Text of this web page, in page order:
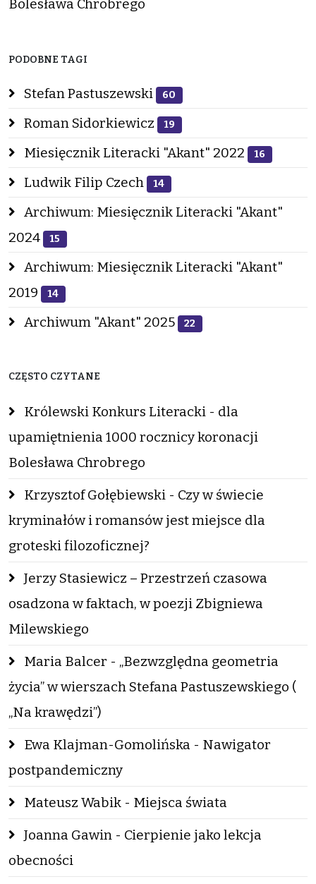
Bolesława Chrobrego
PODOBNE TAGI
Stefan Pastuszewski 60
Roman Sidorkiewicz 19
Miesięcznik Literacki "Akant" 2022 16
Ludwik Filip Czech 14
Archiwum: Miesięcznik Literacki "Akant"
2024
15
Archiwum: Miesięcznik Literacki "Akant"
2019
14
Archiwum "Akant" 2025 22
CZĘSTO CZYTANE
Królewski Konkurs Literacki - dla
upamiętnienia 1000 rocznicy koronacji
Bolesława Chrobrego
Krzysztof Gołębiewski - Czy w świecie
kryminałów i romansów jest miejsce dla
groteski filozoficznej?
Jerzy Stasiewicz – Przestrzeń czasowa
osadzona w faktach, w poezji Zbigniewa
Milewskiego
Maria Balcer - „Bezwzględna geometria
życia” w wierszach Stefana Pastuszewskiego (
„Na krawędzi”)
Ewa Klajman-Gomolińska - Nawigator
postpandemiczny
Mateusz Wabik - Miejsca świata
Joanna Gawin - Cierpienie jako lekcja
obecności